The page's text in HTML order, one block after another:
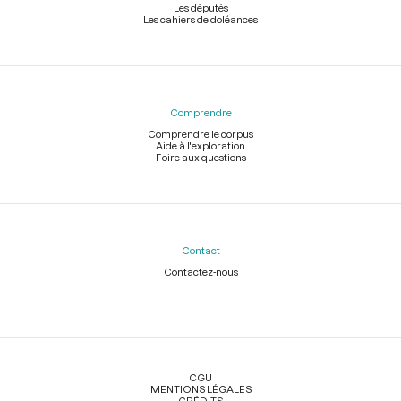
Les députés
Les cahiers de doléances
Comprendre
Comprendre le corpus
Aide à l'exploration
Foire aux questions
Contact
Contactez-nous
Légal
CGU
MENTIONS LÉGALES